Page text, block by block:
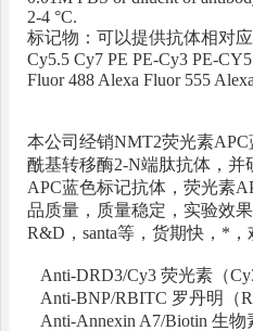
2-4 °C.
标记物：可以提供抗体相对
Cy5.5 Cy7 PE PE-Cy3 PE-
Fluor 488 Alexa Fluor 555
本公司经销NMT2荧光素
酰基转移酶2-N端肽抗体，
APC蓝色标记抗体，荧光素
品质量，质量稳定，实验效
R&D，santa等，货期快，*
Anti-DRD3/Cy3 荧光素（
Anti-BNP/RBITC 罗丹明
Anti-Annexin A7/Biotin 生